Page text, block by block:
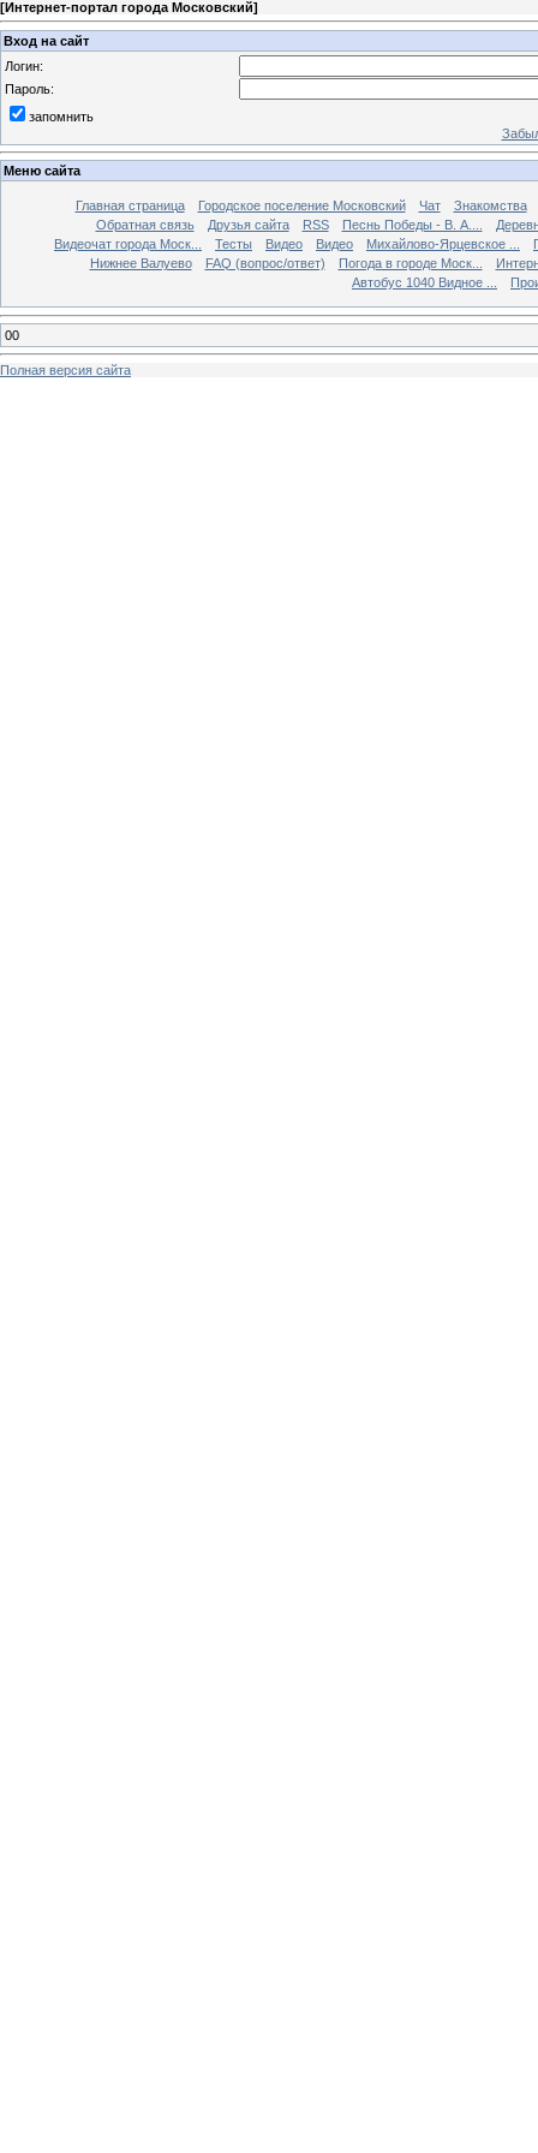
[Интернет-портал города Московский]
Вход на сайт
Логин:
Пароль:
запомнить
Меню сайта
Главная страница Городское поселение Московский Чат
Знакомства
Обратная связь
Друзья сайта RSS Песнь Победы - В. А....
Видеочат города Моск...
Тесты Видео Видео Михайлово-Ярцевское ...
Нижнее Валуево
FAQ (вопрос/ответ) Погода в городе Моск...
Автобус 1040 Видное ...
00
Полная версия сайта